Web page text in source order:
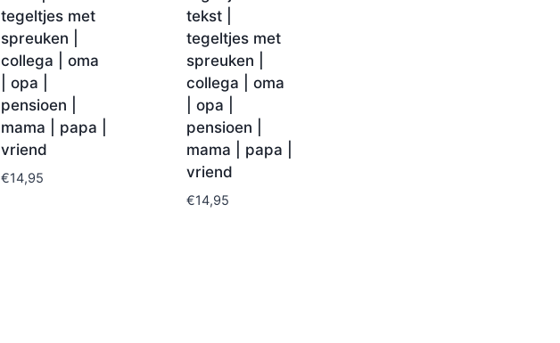
tegeltjes met
spreuken |
collega | oma
| opa |
pensioen |
mama | papa |
vriend
€14,95
tekst |
tegeltjes met
spreuken |
collega | oma
| opa |
pensioen |
mama | papa |
vriend
€14,95